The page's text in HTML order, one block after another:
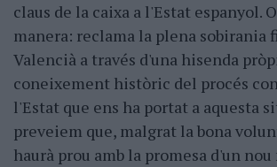
claus de la caixa a l'Estat espanyol.
manera: reclama la plena sobirania
Valencià a través d'una hisenda
coneixement històric del procés
l'Estat que ens ha portat a aquesta
preveiem que, malgrat la bona
haurà prou amb la promesa d'un